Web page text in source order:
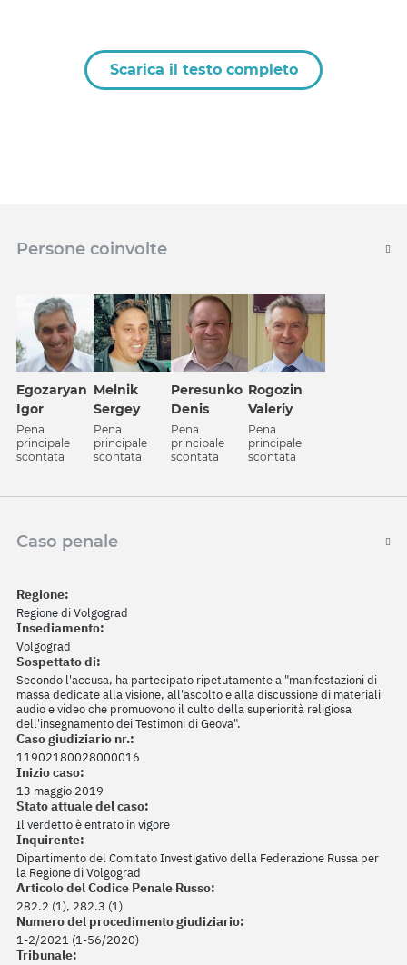
Scarica il testo completo
Persone coinvolte
Egozaryan
Igor
Pena
principale
scontata
Melnik
Sergey
Pena
principale
scontata
Peresunko
Denis
Pena
principale
scontata
Rogozin
Valeriy
Pena
principale
scontata
Caso penale
Regione:
Regione di Volgograd
Insediamento:
Volgograd
Sospettato di:
Secondo l'accusa, ha partecipato ripetutamente a "manifestazioni di
massa dedicate alla visione, all'ascolto e alla discussione di materiali
audio e video che promuovono il culto della superiorità religiosa
dell'insegnamento dei Testimoni di Geova".
Caso giudiziario nr.:
11902180028000016
Inizio caso:
13 maggio 2019
Stato attuale del caso:
Il verdetto è entrato in vigore
Inquirente:
Dipartimento del Comitato Investigativo della Federazione Russa per
la Regione di Volgograd
Articolo del Codice Penale Russo:
282.2 (1), 282.3 (1)
Numero del procedimento giudiziario:
1-2/2021 (1-56/2020)
Tribunale: